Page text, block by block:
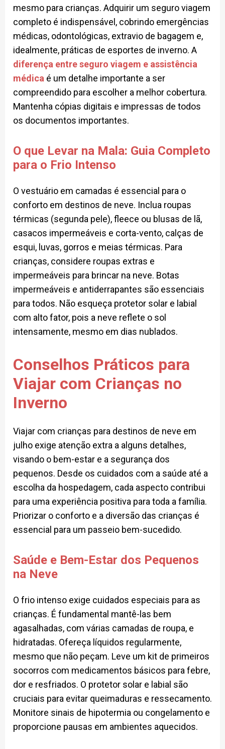
mesmo para crianças. Adquirir um seguro viagem
completo é indispensável, cobrindo emergências
médicas, odontológicas, extravio de bagagem e,
idealmente, práticas de esportes de inverno. A
diferença entre seguro viagem e assistência
médica é um detalhe importante a ser
compreendido para escolher a melhor cobertura.
Mantenha cópias digitais e impressas de todos
os documentos importantes.
O que Levar na Mala: Guia Completo
para o Frio Intenso
O vestuário em camadas é essencial para o
conforto em destinos de neve. Inclua roupas
térmicas (segunda pele), fleece ou blusas de lã,
casacos impermeáveis e corta-vento, calças de
esqui, luvas, gorros e meias térmicas. Para
crianças, considere roupas extras e
impermeáveis para brincar na neve. Botas
impermeáveis e antiderrapantes são essenciais
para todos. Não esqueça protetor solar e labial
com alto fator, pois a neve reflete o sol
intensamente, mesmo em dias nublados.
Conselhos Práticos para
Viajar com Crianças no
Inverno
Viajar com crianças para destinos de neve em
julho exige atenção extra a alguns detalhes,
visando o bem-estar e a segurança dos
pequenos. Desde os cuidados com a saúde até a
escolha da hospedagem, cada aspecto contribui
para uma experiência positiva para toda a família.
Priorizar o conforto e a diversão das crianças é
essencial para um passeio bem-sucedido.
Saúde e Bem-Estar dos Pequenos
na Neve
O frio intenso exige cuidados especiais para as
crianças. É fundamental mantê-las bem
agasalhadas, com várias camadas de roupa, e
hidratadas. Ofereça líquidos regularmente,
mesmo que não peçam. Leve um kit de primeiros
socorros com medicamentos básicos para febre,
dor e resfriados. O protetor solar e labial são
cruciais para evitar queimaduras e ressecamento.
Monitore sinais de hipotermia ou congelamento e
proporcione pausas em ambientes aquecidos.